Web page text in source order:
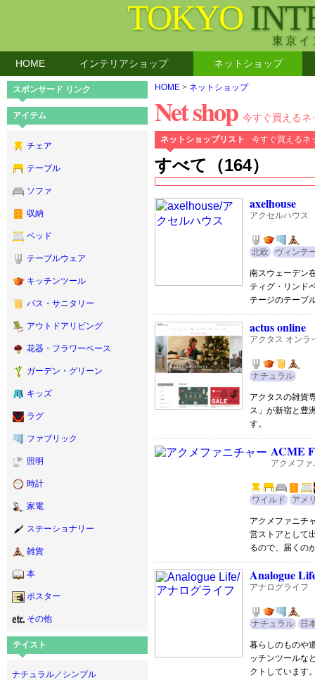
TOKYO
東京イ
HOME インテリアショップ ネットショップ
スポンサード リンク
アイテム
チェア
テーブル
ソファ
収納
ベッド
テーブルウェア
キッチンツール
バス・サニタリー
アウトドアリビング
花器・フラワーベース
ガーデン・グリーン
キッズ
ラグ
ファブリック
照明
時計
家電
ステーショナリー
雑貨
本
ポスター
その他
テイスト
ナチュラル／シンプル
HOME > ネットショップ
Net shop 今すぐ買えるネ
ネットショップリスト 今すぐ買えるネ
すべて（164）
axelhouse
アクセルハウス
北欧 ヴィンテ
南スウェーデン
ティグ・リンド
テージのテーブ
actus online
アクタス オンラ
ナチュラル
アクタスの雑貨
ス」が新宿と豊
す。
ACME
アクメフ
ワイルド アメ
アクメファニチ
営ストアとして
るので、届くの
Analogue
アナログライフ
ナチュラル 日
暮らしのものや
ッチンツールな
クトしています